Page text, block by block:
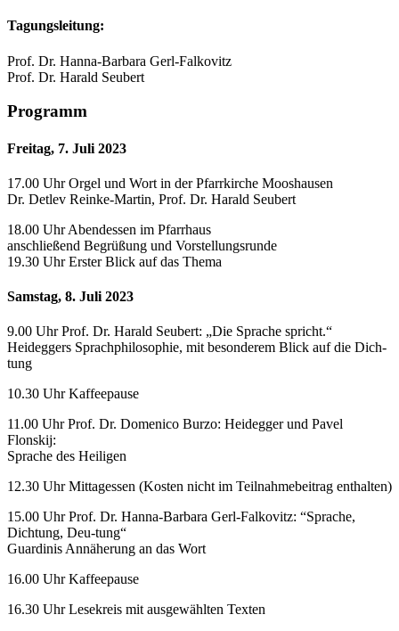
Tagungsleitung:
Prof. Dr. Hanna-Barbara Gerl-Falkovitz
Prof. Dr. Harald Seubert
Programm
Freitag, 7. Juli 2023
17.00 Uhr Orgel und Wort in der Pfarrkirche Mooshausen
Dr. Detlev Reinke-Martin, Prof. Dr. Harald Seubert
18.00 Uhr Abendessen im Pfarrhaus
anschließend Begrüßung und Vorstellungsrunde
19.30 Uhr Erster Blick auf das Thema
Samstag, 8. Juli 2023
9.00 Uhr Prof. Dr. Harald Seubert: „Die Sprache spricht.“
Heideggers Sprachphilosophie, mit besonderem Blick auf die Dich-
tung
10.30 Uhr Kaffeepause
11.00 Uhr Prof. Dr. Domenico Burzo: Heidegger und Pavel
Flonskij:
Sprache des Heiligen
12.30 Uhr Mittagessen (Kosten nicht im Teilnahmebeitrag enthalten)
15.00 Uhr Prof. Dr. Hanna-Barbara Gerl-Falkovitz: “Sprache,
Dichtung, Deu-tung“
Guardinis Annäherung an das Wort
16.00 Uhr Kaffeepause
16.30 Uhr Lesekreis mit ausgewählten Texten